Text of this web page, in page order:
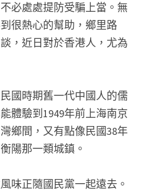
必處處提防受騙上當。無
很熱心的幫助，鄉里路
，近日對於香港人，尤為
國時期舊一代中國人的儒
體驗到1949年前上海南京
鄉間，又有點像民國38年
陽那一類城鎮。
味正隨國民黨一起遠去。